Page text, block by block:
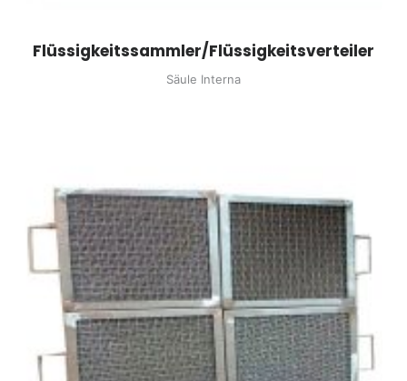
Flüssigkeitssammler/Flüssigkeitsverteiler
Säule Interna